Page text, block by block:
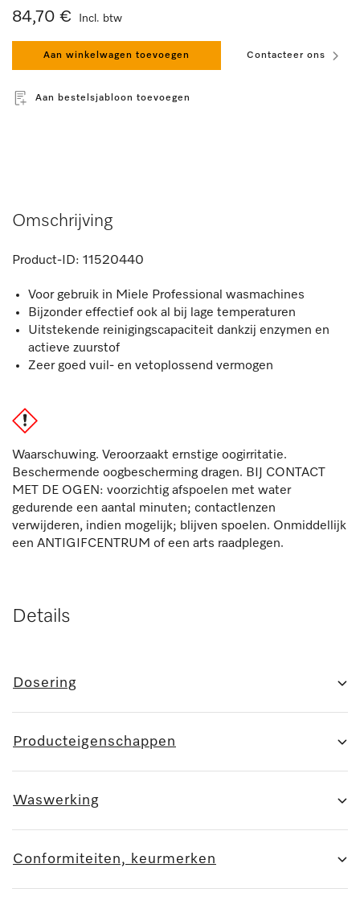
84,70 € Incl. btw
Aan winkelwagen toevoegen Contacteer ons
Aan bestelsjabloon toevoegen
Omschrijving
Product-ID: 11520440
Voor gebruik in Miele Professional wasmachines
Bijzonder effectief ook al bij lage temperaturen
Uitstekende reinigingscapaciteit dankzij enzymen en
actieve zuurstof
Zeer goed vuil- en vetoplossend vermogen
Waarschuwing. Veroorzaakt ernstige oogirritatie.
Beschermende oogbescherming dragen. BIJ CONTACT
MET DE OGEN: voorzichtig afspoelen met water
gedurende een aantal minuten; contactlenzen
verwijderen, indien mogelijk; blijven spoelen. Onmiddellijk
een ANTIGIFCENTRUM of een arts raadplegen.
Details
Dosering
Producteigenschappen
Waswerking
Conformiteiten, keurmerken